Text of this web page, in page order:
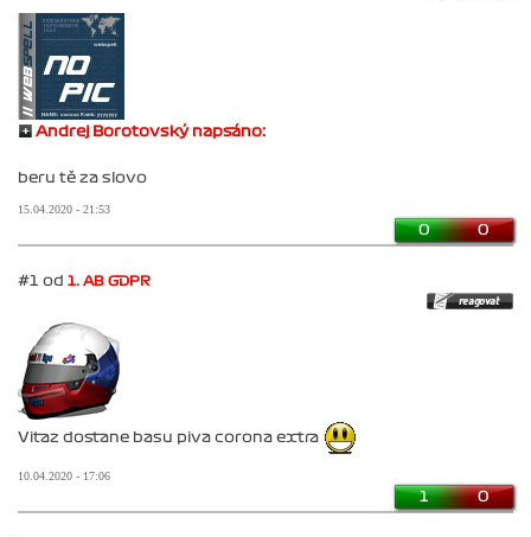
Andrej Borotovský napsáno:
beru tě za slovo
15.04.2020 - 21:53
0 0
#1 od 1. AB GDPR
Vitaz dostane basu piva corona extra
10.04.2020 - 17:06
1 0